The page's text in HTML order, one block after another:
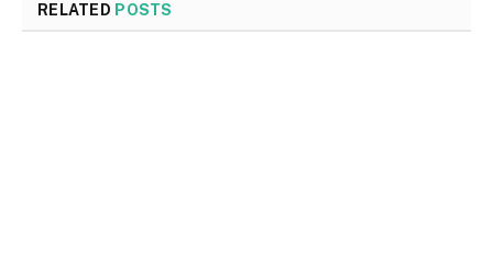
RELATED POSTS